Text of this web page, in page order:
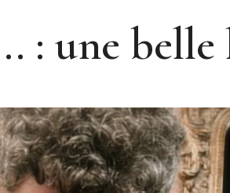
25-26
24-25
2024
: une